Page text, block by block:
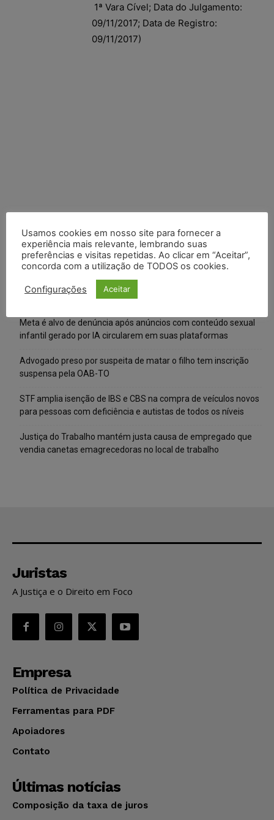
1ª Vara Cível; Data do Julgamento:
09/11/2017; Data de Registro:
09/11/2017)
Posts Recentes
Composição da taxa de juros
Meta é alvo de denúncia após anúncios com conteúdo sexual
infantil gerado por IA circularem em suas plataformas
Advogado preso por suspeita de matar o filho tem inscrição
suspensa pela OAB-TO
STF amplia isenção de IBS e CBS na compra de veículos novos
para pessoas com deficiência e autistas de todos os níveis
Justiça do Trabalho mantém justa causa de empregado que
vendia canetas emagrecedoras no local de trabalho
Juristas
A Justiça e o Direito em Foco
Empresa
Política de Privacidade
Ferramentas para PDF
Apoiadores
Contato
Últimas notícias
Composição da taxa de juros
Usamos cookies em nosso site para fornecer a
experiência mais relevante, lembrando suas
preferências e visitas repetidas. Ao clicar em “Aceitar”,
concorda com a utilização de TODOS os cookies.
Configurações Aceitar